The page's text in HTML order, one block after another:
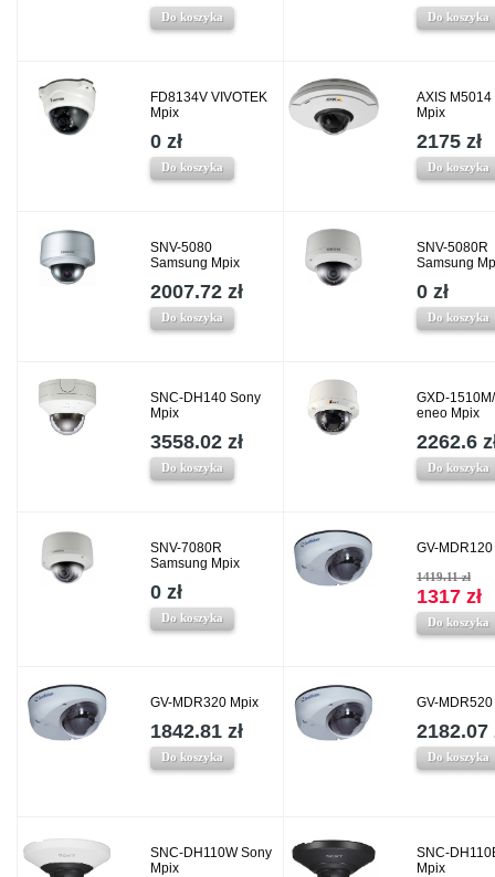
Do koszyka Do koszyka
FD8134V VIVOTEK
Mpix
0 zł
Do koszyka
AXIS M5014
Mpix
2175 zł
Do koszyka
SNV-5080
Samsung Mpix
2007.72 zł
Do koszyka
SNV-5080R
Samsung
0 zł
Do koszyka
SNC-DH140 Sony
Mpix
3558.02 zł
Do koszyka
GXD-
eneo Mpix
2262.6
Do koszyka
SNV-7080R
Samsung Mpix
0 zł
Do koszyka
GV-
1419.11 zł
1317 zł
Do koszyka
GV-MDR320 Mpix
1842.81 zł
Do koszyka
GV-
2182.07
Do koszyka
SNC-DH110W Sony
Mpix
SNC-
Mpix